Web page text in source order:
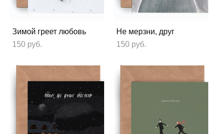
Зимой греет любовь
150 pуб.
Не мерзни, друг
150 pуб.